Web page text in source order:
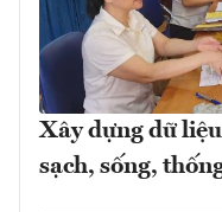
Xây dựng dữ
sạch, sống,